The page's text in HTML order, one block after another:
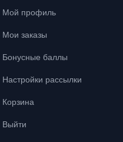
Мой профиль
Мои заказы
Бонусные баллы
Настройки рассылки
Корзина
Выйти